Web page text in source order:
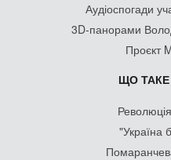
Аудіоспогади
3D-панорами
Проєкт
ЩО
"Україна